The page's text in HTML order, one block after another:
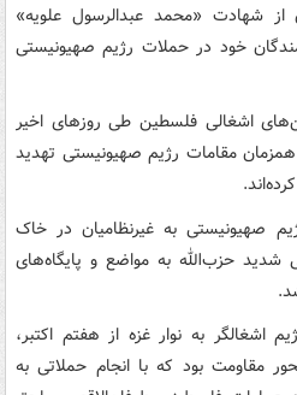
از شهادت «محمد عبدالرسول علویه»
خود در حملات رژیم صهیونیستی
اشغالی فلسطین طی روزهای اخیر
مقامات رژیم صهیونیستی تهدید
صهیونیستی به غیرنظامیان در خاک
حزب‌الله به مواضع و پایگاه‌های
اشغالگر به نوار غزه از هفتم اکتبر،
مقاومت بود که با انجام حملاتی به